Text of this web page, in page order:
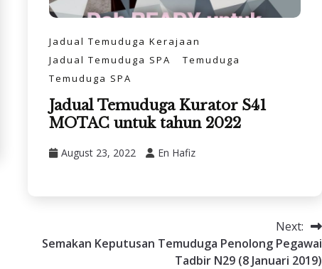
Jadual Temuduga Kerajaan
Jadual Temuduga SPA
Temuduga
Temuduga SPA
Jadual Temuduga Kurator S41
MOTAC untuk tahun 2022
August 23, 2022 En Hafiz
Next:
Semakan Keputusan Temuduga Penolong Pegawai
Tadbir N29 (8 Januari 2019)